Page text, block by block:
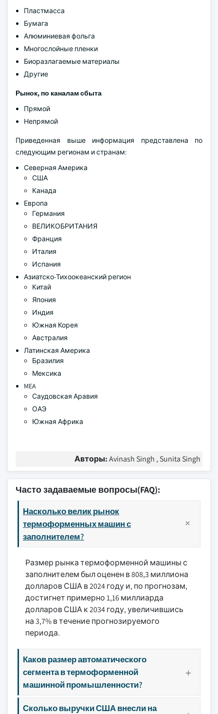
Пластмасса
Бумага
Алюминиевая фольга
Многослойные пленки
Биоразлагаемые материалы
Другие
Рынок, по каналам сбыта
Прямой
Непрямой
Приведенная выше информация представлена по
следующим регионам и странам:
Северная Америка
США
Канада
Европа
Германия
ВЕЛИКОБРИТАНИЯ
Франция
Италия
Испания
Азиатско-Тихоокеанский регион
Китай
Япония
Индия
Южная Корея
Австралия
Латинская Америка
Бразилия
Мексика
MEA
Саудовская Аравия
ОАЭ
Южная Африка
Авторы:Avinash Singh , Sunita Singh
Часто задаваемые вопросы(FAQ):
Насколько велик рынок
термоформенных машин с
заполнителем?
Размер рынка термоформенной машины с
заполнителем был оценен в 808,3 миллиона
долларов США в 2024 году и, по прогнозам,
достигнет примерно 1,16 миллиарда
долларов США к 2034 году, увеличившись
на 3,7% в течение прогнозируемого
периода.
Каков размер автоматического
сегмента в термоформенной
машинной промышленности?
Сколько выручки США внесли на